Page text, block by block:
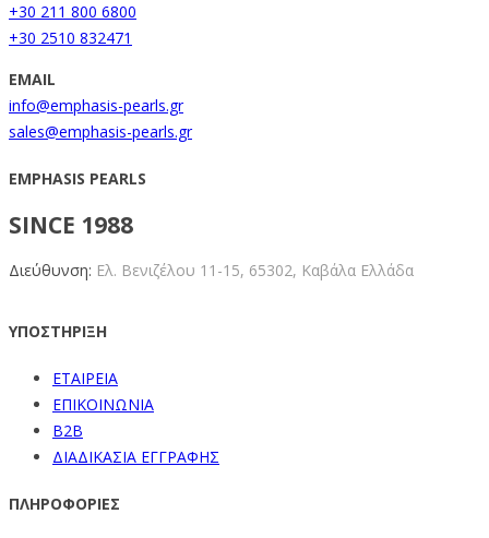
+30 211 800 6800
+30 2510 832471
EMAIL
info@emphasis-pearls.gr
sales@emphasis-pearls.gr
EMPHASIS PEARLS
SINCE 1988
Διεύθυνση: Ελ. Βενιζέλου 11-15, 65302, Καβάλα Ελλάδα
ΥΠΟΣΤΗΡΙΞΗ
ΕΤΑΙΡΕΙΑ
ΕΠΙΚΟΙΝΩΝΙΑ
B2B
ΔΙΑΔΙΚΑΣΙΑ ΕΓΓΡΑΦΗΣ
ΠΛΗΡΟΦΟΡΙΕΣ